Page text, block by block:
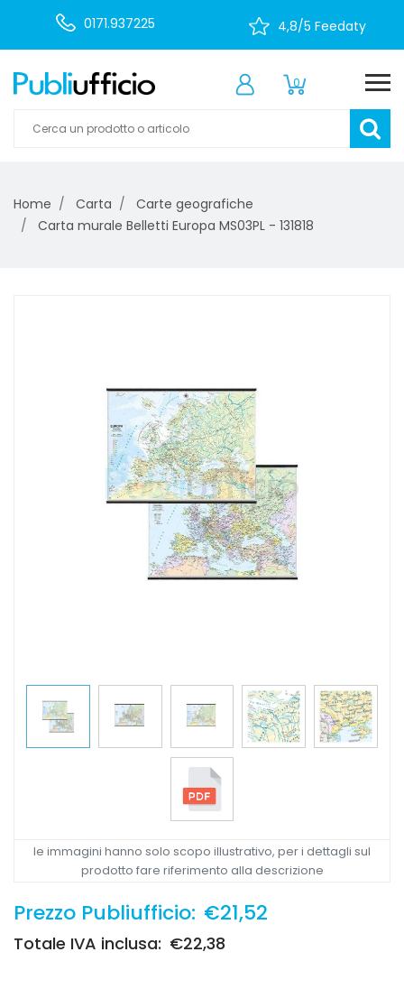
0171.937225 4,8/5 Feedaty
0
Home Carta
Carte geografiche
Carta murale Belletti Europa MS03PL - 131818
le immagini hanno solo scopo illustrativo, per i dettagli sul
prodotto fare riferimento alla descrizione
Prezzo Publiufficio: €21,52
Totale IVA inclusa: €22,38